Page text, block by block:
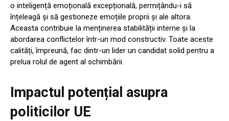
o inteligență emoțională excepțională, permițându-i să
înțeleagă și să gestioneze emoțiile proprii și ale altora.
Aceasta contribuie la menținerea stabilității interne și la
abordarea conflictelor într-un mod constructiv. Toate aceste
calități, împreună, fac dintr-un lider un candidat solid pentru a
prelua rolul de agent al schimbării.
Impactul potențial asupra
politicilor UE